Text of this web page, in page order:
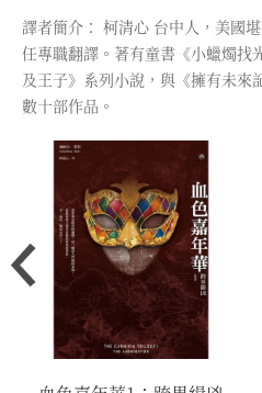
譯者簡介： 柯清心 台中人，美國
任專職翻譯。著有童書《小蠟燭找
及王子》系列小說，與《擁有未來
數十部作品。